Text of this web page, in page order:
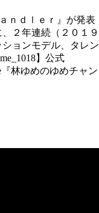
ｎｄｌｅｒ』が発表
２年連続（２０１９
ョンモデル、タレン
】公式
『林ゆめのゆめチャン